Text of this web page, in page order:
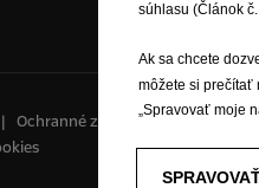
Ochranné známky a práva
súhlasu (Článok
Ak sa chcete
môžete si prečítať
„Spravovať moje